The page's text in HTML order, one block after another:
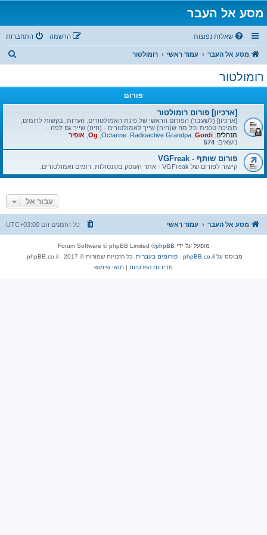
מסע אל העבר
שאלות נפוצות התחברות הרשמה
מסע אל העבר עמוד ראשי רומולטור
רומולטור
פורום
[ארכיון] פורום רומולטור
[ארכיון] (לשעבר) הפורום הראשי של פינת האמולטורים. הערות, בקשות לרומים,
תמיכה טכנית וכל מה ש(היה) שייך לאמולטורים - (היה) שייך גם לפה...
מנהלים: Gordi
Radioactive Grandpa
Octarine
Og אופיר
נושאים: 574
פורום שותף - VGFreak
קישור לפורום של VGFreak - אתר העוסק בקונסולות, רומים ואמולטורים.
עבור אל
מסע אל העבר עמוד ראשי כל הזמנים הם UTC+03:00
מופעל על ידי phpBB
® Forum Software © phpBB Limited
מבוסס עלphpBB.co.il - פורומים בעברית
. כל הזכויות שמורות © 2017 - phpBB.co.il.
מדיניות הפרטיות | תנאי שימוש